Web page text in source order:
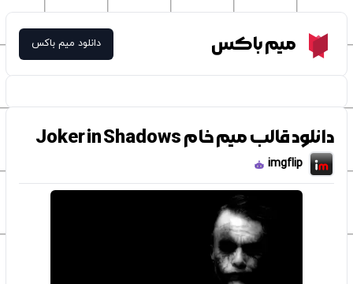
Meme Boxمیم باکس دانلود میم باکس
دانلود قالب میم خام Joker in Shadows
imgflip